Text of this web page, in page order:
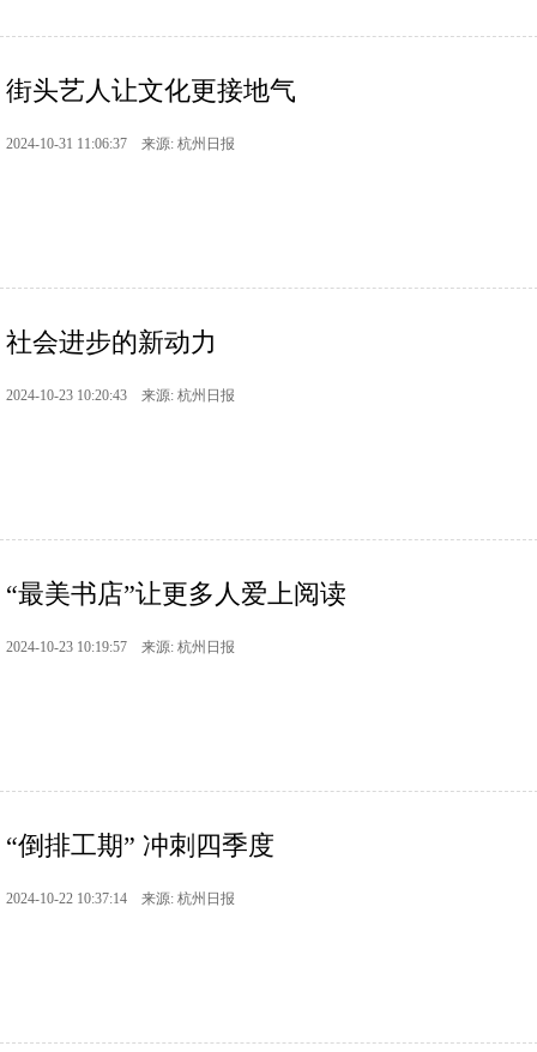
街头艺人让文化更接地气
2024-10-31 11:06:37 来源: 杭州日报
社会进步的新动力
2024-10-23 10:20:43 来源: 杭州日报
“最美书店”让更多人爱上阅读
2024-10-23 10:19:57 来源: 杭州日报
“倒排工期” 冲刺四季度
2024-10-22 10:37:14 来源: 杭州日报